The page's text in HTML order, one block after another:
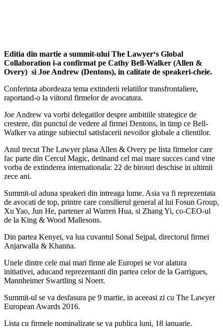
Editia din martie a summit-ului The Lawyer‘s Global
Collaboration i-a confirmat pe Cathy Bell-Walker (Allen &
Overy) si Joe Andrew (Dentons), in calitate de speakeri-cheie.
Conferinta abordeaza tema extinderii relatiilor transfrontaliere,
raportand-o la viitorul firmelor de avocatura.
Joe Andrew va vorbi delegatilor despre ambitiile strategice de
crestere, din punctul de vedere al firmei Dentons, in timp ce Bell-
Walker va atinge subiectul satisfacerii nevoilor globale a clientilor.
Anul trecut The Lawyer plasa Allen & Overy pe lista firmelor care
fac parte din Cercul Magic, detinand cel mai mare succes cand vine
vorba de extinderea internationala: 22 de birouri deschise in ultimii
zece ani.
Summit-ul aduna speakeri din intreaga lume. Asia va fi reprezentata
de avocati de top, printre care consilierul general al lui Fosun Group,
Xu Yao, Jun He, partener al Warren Hua, si Zhang Yi, co-CEO-ul
de la King & Wood Mallesons.
Din partea Kenyei, va lua cuvantul Sonal Sejpal, directorul firmei
Anjarwalla & Khanna.
Unele dintre cele mai mari firme ale Europei se vor alatura
initiativei, aducand reprezentanti din partea celor de la Garrigues,
Mannheimer Swartling si Noerr.
Summit-ul se va desfasura pe 9 martie, in aceeasi zi cu The Lawyer
European Awards 2016.
Lista cu firmele nominalizate se va publica luni, 18 ianuarie.